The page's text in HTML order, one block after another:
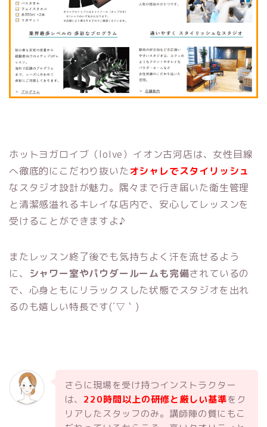
ホットヨガロイブ（loIve）イオン古河店は、女性目線
へ徹底的にこだわり抜いたオシャレでスタイリッシュ
なスタジオ設計が魅力。隅々まで行き届いた衛生管理
と清潔感溢れるキレイな店内で、安心してレッスンを
受けることができますよ♪
またレッスン終了後でも気持ちよく汗を流せるよう
に、
シャワー室やパウダールームも完備されているの
で、心身ともにリラックスした状態でスタジオを出れ
るのも嬉しい特長です(´▽｀)
さらに現場を受け持つインストラクター
は、 220時間以上の研修と厳しい基準をク
リアしたスタッフのみ。講師陣の質にもこ